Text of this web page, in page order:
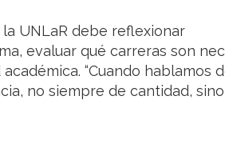
UNLaR debe reflexionar
evaluar qué carreras son
“Cuando hablamos
no siempre de cantidad,